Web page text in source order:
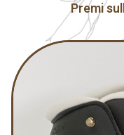
Premi